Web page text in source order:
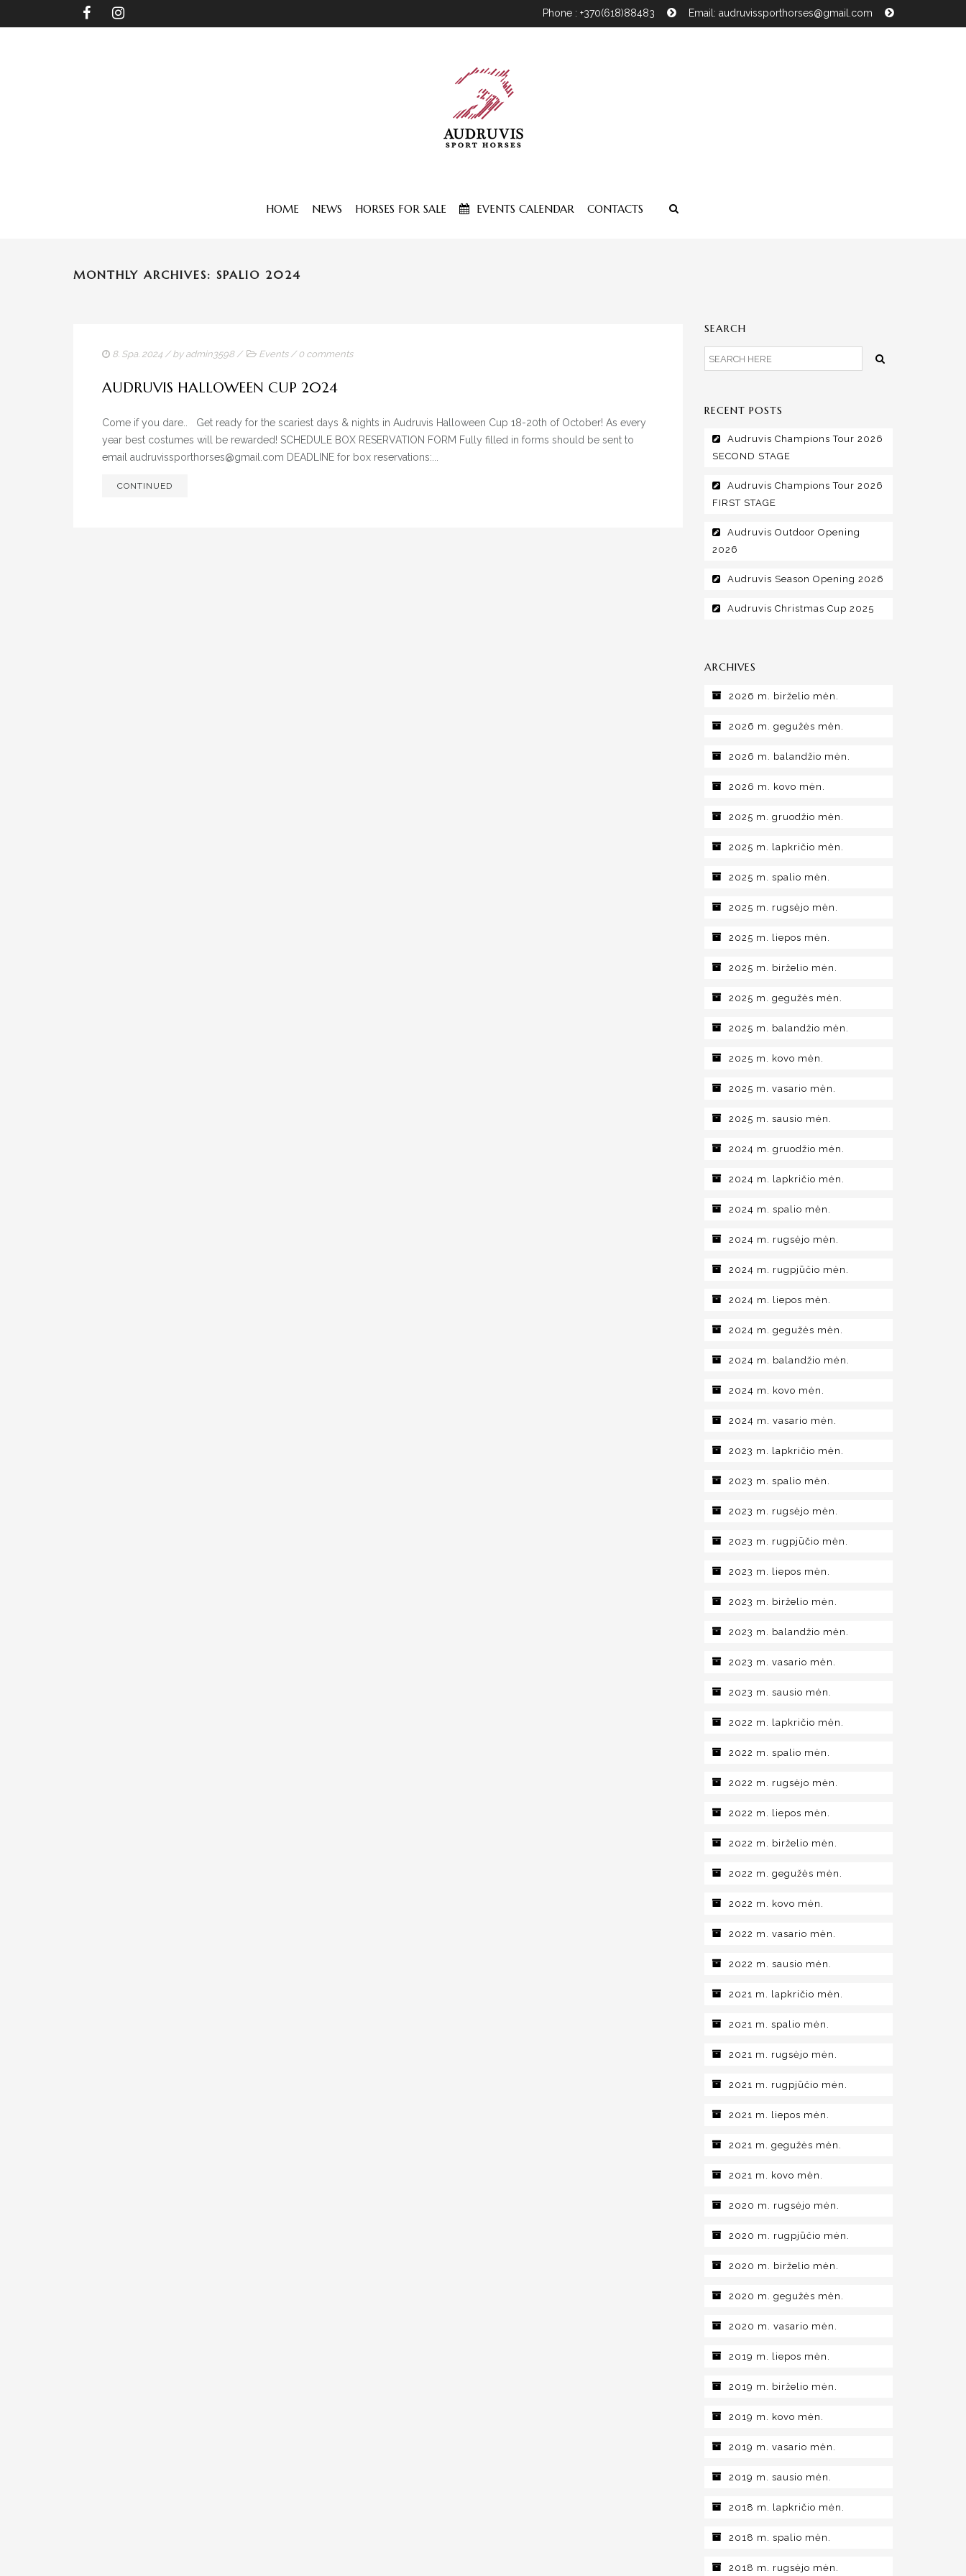
Phone : +370(618)88483 Email: audruvissporthorses@gmail.com
HOME NEWS HORSES FOR SALE EVENTS CALENDAR CONTACTS
MONTHLY ARCHIVES: SPALIO 2024
8. Spa. 2024 / by admin3598/ Events/ 0 comments
AUDRUVIS HALLOWEEN CUP 2024
Come if you dare.. Get ready for the scariest days & nights in Audruvis Halloween Cup 18-20th of October! As every
year best costumes will be rewarded! SCHEDULE BOX RESERVATION FORM Fully filled in forms should be sent to
email audruvissporthorses@gmail.com DEADLINE for box reservations:...
CONTINUED
SEARCH
RECENT POSTS
Audruvis Champions Tour 2026
SECOND STAGE
Audruvis Champions Tour 2026
FIRST STAGE
Audruvis Outdoor Opening
2026
Audruvis Season Opening 2026
Audruvis Christmas Cup 2025
ARCHIVES
2026 m. birželio mėn.
2026 m. gegužės mėn.
2026 m. balandžio mėn.
2026 m. kovo mėn.
2025 m. gruodžio mėn.
2025 m. lapkričio mėn.
2025 m. spalio mėn.
2025 m. rugsėjo mėn.
2025 m. liepos mėn.
2025 m. birželio mėn.
2025 m. gegužės mėn.
2025 m. balandžio mėn.
2025 m. kovo mėn.
2025 m. vasario mėn.
2025 m. sausio mėn.
2024 m. gruodžio mėn.
2024 m. lapkričio mėn.
2024 m. spalio mėn.
2024 m. rugsėjo mėn.
2024 m. rugpjūčio mėn.
2024 m. liepos mėn.
2024 m. gegužės mėn.
2024 m. balandžio mėn.
2024 m. kovo mėn.
2024 m. vasario mėn.
2023 m. lapkričio mėn.
2023 m. spalio mėn.
2023 m. rugsėjo mėn.
2023 m. rugpjūčio mėn.
2023 m. liepos mėn.
2023 m. birželio mėn.
2023 m. balandžio mėn.
2023 m. vasario mėn.
2023 m. sausio mėn.
2022 m. lapkričio mėn.
2022 m. spalio mėn.
2022 m. rugsėjo mėn.
2022 m. liepos mėn.
2022 m. birželio mėn.
2022 m. gegužės mėn.
2022 m. kovo mėn.
2022 m. vasario mėn.
2022 m. sausio mėn.
2021 m. lapkričio mėn.
2021 m. spalio mėn.
2021 m. rugsėjo mėn.
2021 m. rugpjūčio mėn.
2021 m. liepos mėn.
2021 m. gegužės mėn.
2021 m. kovo mėn.
2020 m. rugsėjo mėn.
2020 m. rugpjūčio mėn.
2020 m. birželio mėn.
2020 m. gegužės mėn.
2020 m. vasario mėn.
2019 m. liepos mėn.
2019 m. birželio mėn.
2019 m. kovo mėn.
2019 m. vasario mėn.
2019 m. sausio mėn.
2018 m. lapkričio mėn.
2018 m. spalio mėn.
2018 m. rugsėjo mėn.